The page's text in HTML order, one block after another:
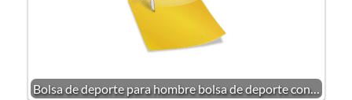
Bolsa de deporte para hombre bolsa de deporte con…